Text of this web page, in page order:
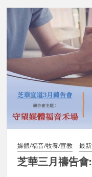
媒體/福音/牧養/宣教 最
芝華三月禱告